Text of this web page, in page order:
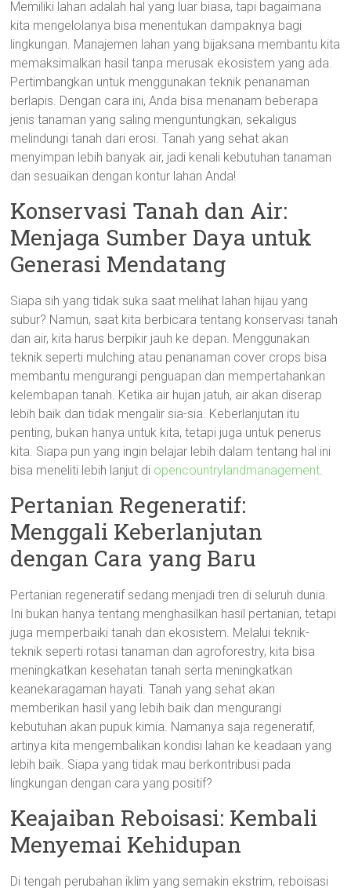
Memiliki lahan adalah hal yang luar biasa, tapi bagaimana
kita mengelolanya bisa menentukan dampaknya bagi
lingkungan. Manajemen lahan yang bijaksana membantu kita
memaksimalkan hasil tanpa merusak ekosistem yang ada.
Pertimbangkan untuk menggunakan teknik penanaman
berlapis. Dengan cara ini, Anda bisa menanam beberapa
jenis tanaman yang saling menguntungkan, sekaligus
melindungi tanah dari erosi. Tanah yang sehat akan
menyimpan lebih banyak air, jadi kenali kebutuhan tanaman
dan sesuaikan dengan kontur lahan Anda!
Konservasi Tanah dan Air:
Menjaga Sumber Daya untuk
Generasi Mendatang
Siapa sih yang tidak suka saat melihat lahan hijau yang
subur? Namun, saat kita berbicara tentang konservasi tanah
dan air, kita harus berpikir jauh ke depan. Menggunakan
teknik seperti mulching atau penanaman cover crops bisa
membantu mengurangi penguapan dan mempertahankan
kelembapan tanah. Ketika air hujan jatuh, air akan diserap
lebih baik dan tidak mengalir sia-sia. Keberlanjutan itu
penting, bukan hanya untuk kita, tetapi juga untuk penerus
kita. Siapa pun yang ingin belajar lebih dalam tentang hal ini
bisa meneliti lebih lanjut di opencountrylandmanagement.
Pertanian Regeneratif:
Menggali Keberlanjutan
dengan Cara yang Baru
Pertanian regeneratif sedang menjadi tren di seluruh dunia.
Ini bukan hanya tentang menghasilkan hasil pertanian, tetapi
juga memperbaiki tanah dan ekosistem. Melalui teknik-
teknik seperti rotasi tanaman dan agroforestry, kita bisa
meningkatkan kesehatan tanah serta meningkatkan
keanekaragaman hayati. Tanah yang sehat akan
memberikan hasil yang lebih baik dan mengurangi
kebutuhan akan pupuk kimia. Namanya saja regeneratif,
artinya kita mengembalikan kondisi lahan ke keadaan yang
lebih baik. Siapa yang tidak mau berkontribusi pada
lingkungan dengan cara yang positif?
Keajaiban Reboisasi: Kembali
Menyemai Kehidupan
Di tengah perubahan iklim yang semakin ekstrim, reboisasi